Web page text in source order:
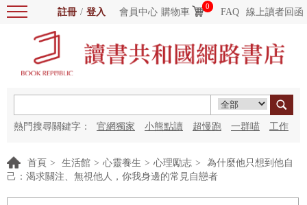
註冊 / 登入 會員中心 購物車
0
FAQ 線上讀者回函
熱門搜尋關鍵字： 官網獨家 小熊點讀 超慢跑 一群喵 工作
首頁 > 生活館 > 心靈養生 > 心理勵志 >
為什麼他只想到他自
己：渴求關注、無視他人，你我身邊的常見自戀者